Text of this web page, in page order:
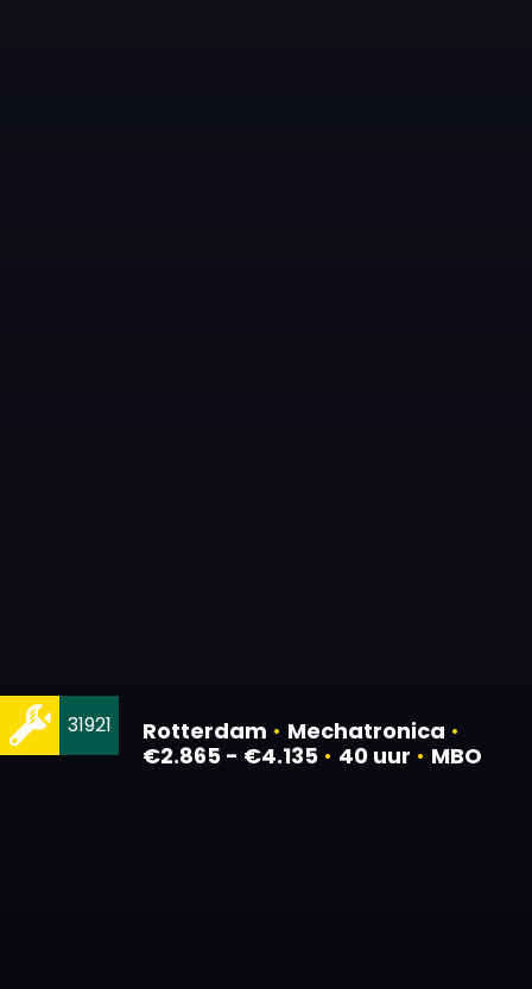
Rotterdam • Mechatronica •
€2.865 - €4.135 • 40 uur • MBO
31921